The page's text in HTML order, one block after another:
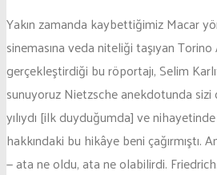
Yakın zamanda kaybettiğimiz Macar
sinemasına veda niteliği taşıyan
gerçekleştirdiği bu röportajı, Selim
sunuyoruz Nietzsche anekdotunda sizi
yılıydı [ilk duyduğumda] ve
hakkındaki bu hikâye beni çağırmıştı.
— ata ne oldu, ata ne olabilirdi.